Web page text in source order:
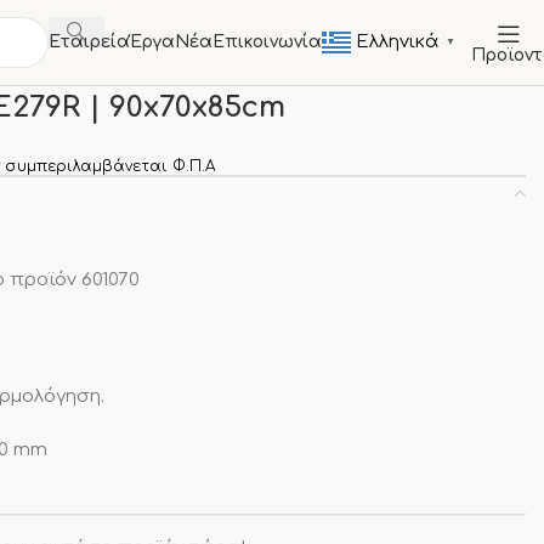
Εταιρεία Έργα Νέα Επικοινωνία Ελληνικά ▼
| 90x70x85cm
Φ.Π.Α
601070
mm